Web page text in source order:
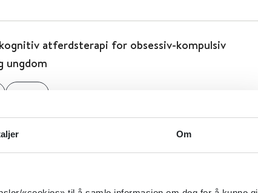
Om
atferdsterapi for obsessiv-kompulsiv
ungdom
hos barn og unge